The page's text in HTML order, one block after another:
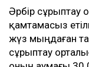
Әрбір сұрыптау
қамтамасыз
жүз мыңдаған
сұрыптау